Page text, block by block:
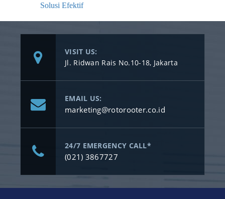
Solusi Efektif
VISIT US:
Jl. Ridwan Rais No.10-18, Jakarta
EMAIL US:
marketing@rotorooter.co.id
24/7 EMERGENCY CALL*
(021) 3867727